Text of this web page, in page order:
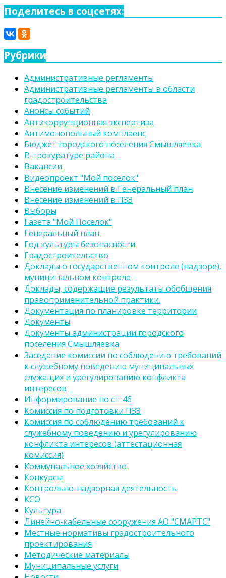
Поделитесь в соцсетях:
Рубрики
Административные регламенты
Административные регламенты в области
градостроительства
Анонсы событий
Антикоррупционная экспертиза
Антимонопольный комплаенс
Бюджет городского поселения Смышляевка
В прокуратуре района
Вакансии
Видеопроект "Мой поселок"
Внесение изменений в Генеральный план
Внесение изменений в ПЗЗ
Выборы
Газета "Мой Поселок"
Генеральный план
Год культуры безопасности
Градостроительство
Доклады о государственном контроле (надзоре),
муниципальном контроле
Доклады, содержащие результаты обобщения
правоприменительной практики.
Документация по планировке территории
Документы
Документы администрации городского
поселения Смышляевка
Заседание комиссии по соблюдению требований
к служебному поведению муниципальных
служащих и урегулированию конфликта
интересов
Информирование по ст. 46
Комиссия по подготовки ПЗЗ
Комиссия по соблюдению требований к
служебному поведению и урегулированию
конфликта интересов (аттестационная
комиссия)
Коммунальное хозяйство
Конкурсы
Контрольно-надзорная деятельность
КСО
Культура
Линейно-кабельные сооружения АО "СМАРТС"
Местные нормативы градостроительного
проектирования
Методические материалы
Муниципальные услуги